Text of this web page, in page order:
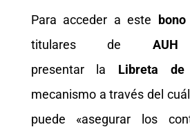
Para acceder a este
titulares de
presentar
la Libreta
mecanismo a través del
puede «asegurar los